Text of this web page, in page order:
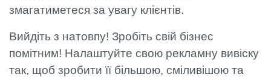
змагатиметеся за увагу клієнтів.
Вийдіть з натовпу! Зробіть свій бізнес
помітним! Налаштуйте свою рекламну вивіску
так, щоб зробити її більшою, сміливішою та